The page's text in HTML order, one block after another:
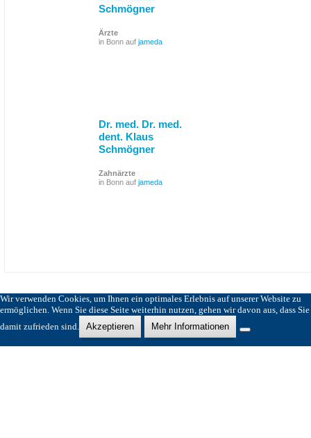
Schmögner
Ärzte
in Bonn auf jameda
Dr. med. Dr. med.
dent. Klaus
Schmögner
Zahnärzte
in Bonn auf jameda
Wir verwenden Cookies, um Ihnen ein optimales Erlebnis auf unserer Website zu
ermöglichen. Wenn Sie diese Seite weiterhin nutzen, gehen wir davon aus, dass Sie
damit zufrieden sind.
Akzeptieren Mehr Informationen